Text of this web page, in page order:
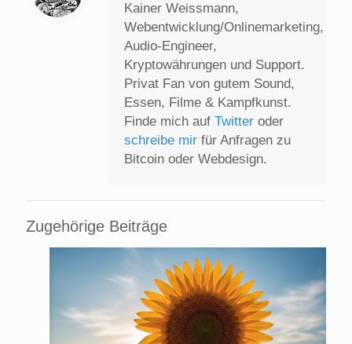
Kainer Weissmann,
Webentwicklung/Onlinemarketing,
Audio-Engineer,
Kryptowährungen und Support.
Privat Fan von gutem Sound,
Essen, Filme & Kampfkunst.
Finde mich auf Twitter oder
schreibe mir für Anfragen zu
Bitcoin oder Webdesign.
Zugehörige Beiträge